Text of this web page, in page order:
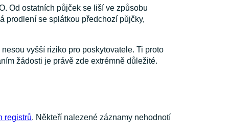
Od ostatních půjček se liší ve způsobu
prodlení se splátkou předchozí půjčky,
vyšší riziko pro poskytovatele. Ti proto
žádosti je právě zde extrémně důležité.
registrů. Někteří nalezené záznamy nehodnotí